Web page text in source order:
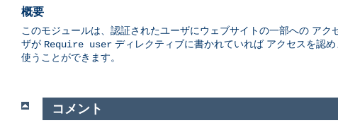
概要
このモジュールは、認証されたユーザにウェブサイトの一部への ア
ザが Require user ディレクティブに書かれていれば アクセスを認
使うことができます。
コメント